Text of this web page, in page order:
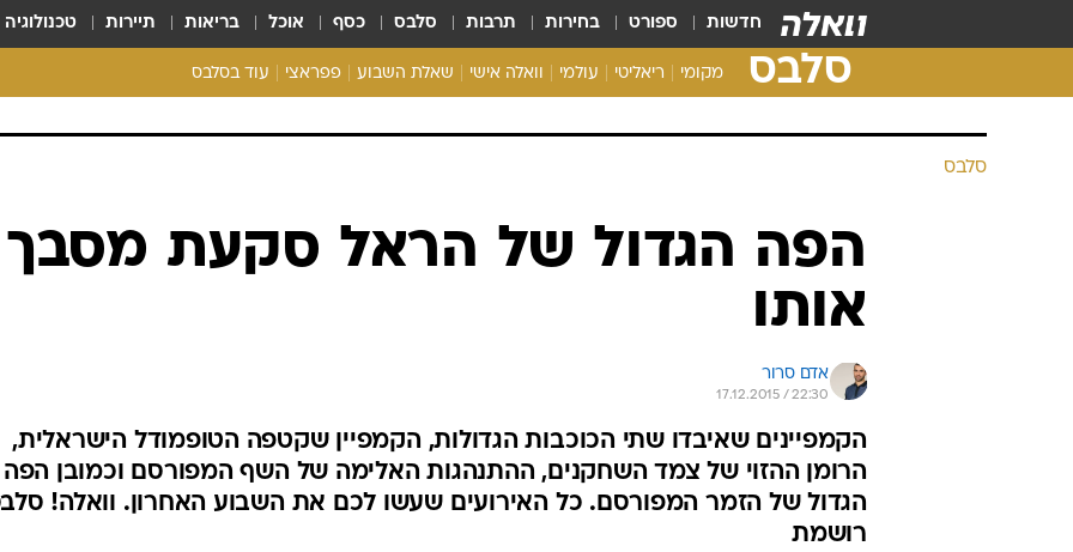
חדשות ספורט בחירות תרבות סלבס כסף אוכל בריאות תיירות טכנולוגיה
סלבס מקומי ריאליטי עולמי וואלה אישי שאלת השבוע פפראצי עוד בסלבס
רכלו לנו
סלבס
הפה הגדול של הראל סקעת מסבך
אותו
אדם סרור
17.12.2015 / 22:30
הקמפיינים שאיבדו שתי הכוכבות הגדולות, הקמפיין שקטפה הטופמודל הישראלית,
הרומן ההזוי של צמד השחקנים, ההתנהגות האלימה של השף המפורסם וכמובן הפה
הגדול של הזמר המפורסם. כל האירועים שעשו לכם את השבוע האחרון. וואלה!
רושמת